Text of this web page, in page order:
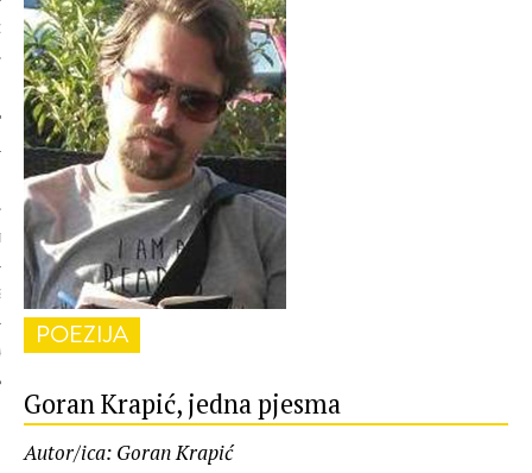
POEZIJA
Goran Krapić, jedna pjesma
Autor/ica: Goran Krapić